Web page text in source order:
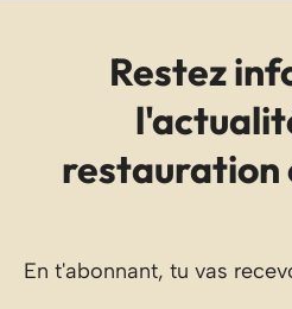
Restez
restauration
En t'abonnant, tu vas